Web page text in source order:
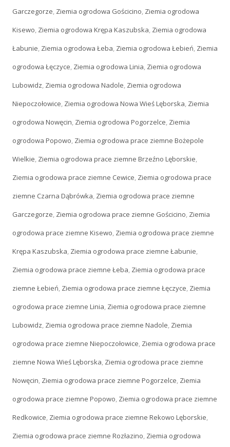
Garczegorze, Ziemia ogrodowa Gościcino, Ziemia ogrodowa
Kisewo, Ziemia ogrodowa Krępa Kaszubska, Ziemia ogrodowa
Łabunie, Ziemia ogrodowa Łeba, Ziemia ogrodowa Łebień, Ziemia
ogrodowa Łęczyce, Ziemia ogrodowa Linia, Ziemia ogrodowa
Lubowidz, Ziemia ogrodowa Nadole, Ziemia ogrodowa
Niepoczołowice, Ziemia ogrodowa Nowa Wieś Lęborska, Ziemia
ogrodowa Nowęcin, Ziemia ogrodowa Pogorzelce, Ziemia
ogrodowa Popowo, Ziemia ogrodowa prace ziemne Bożepole
Wielkie, Ziemia ogrodowa prace ziemne Brzeźno Lęborskie,
Ziemia ogrodowa prace ziemne Cewice, Ziemia ogrodowa prace
ziemne Czarna Dąbrówka, Ziemia ogrodowa prace ziemne
Garczegorze, Ziemia ogrodowa prace ziemne Gościcino, Ziemia
ogrodowa prace ziemne Kisewo, Ziemia ogrodowa prace ziemne
Krępa Kaszubska, Ziemia ogrodowa prace ziemne Łabunie,
Ziemia ogrodowa prace ziemne Łeba, Ziemia ogrodowa prace
ziemne Łebień, Ziemia ogrodowa prace ziemne Łęczyce, Ziemia
ogrodowa prace ziemne Linia, Ziemia ogrodowa prace ziemne
Lubowidz, Ziemia ogrodowa prace ziemne Nadole, Ziemia
ogrodowa prace ziemne Niepoczołowice, Ziemia ogrodowa prace
ziemne Nowa Wieś Lęborska, Ziemia ogrodowa prace ziemne
Nowęcin, Ziemia ogrodowa prace ziemne Pogorzelce, Ziemia
ogrodowa prace ziemne Popowo, Ziemia ogrodowa prace ziemne
Redkowice, Ziemia ogrodowa prace ziemne Rekowo Lęborskie,
Ziemia ogrodowa prace ziemne Rozłazino, Ziemia ogrodowa